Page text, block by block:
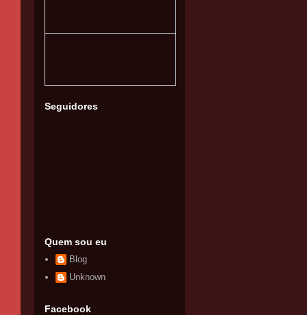
Seguidores
Quem sou eu
Blog
Unknown
Facebook